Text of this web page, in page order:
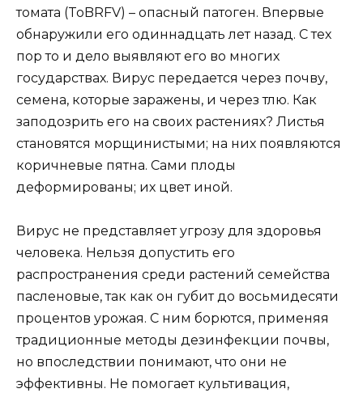
томата (ToBRFV) – опасный патоген. Впервые
обнаружили его одиннадцать лет назад. С тех
пор то и дело выявляют его во многих
государствах. Вирус передается через почву,
семена, которые заражены, и через тлю. Как
заподозрить его на своих растениях? Листья
становятся морщинистыми; на них появляются
коричневые пятна. Сами плоды
деформированы; их цвет иной.
Вирус не представляет угрозу для здоровья
человека. Нельзя допустить его
распространения среди растений семейства
пасленовые, так как он губит до восьмидесяти
процентов урожая. С ним борются, применяя
традиционные методы дезинфекции почвы,
но впоследствии понимают, что они не
эффективны. Не помогает культивация,